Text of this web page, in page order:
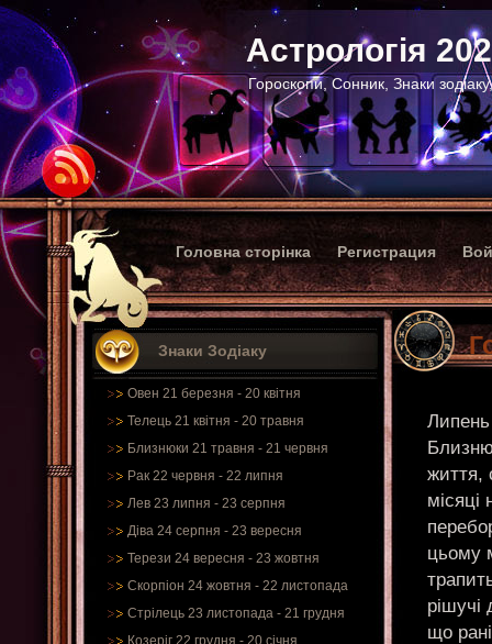
Астрологія
Гороскопи, Сонник, Знаки
Головна сторінка Регистрация
Знаки Зодіаку
Овен 21 березня - 20 квітня
Телець 21 квітня - 20 травня
Близнюки 21 травня - 21 червня
Рак 22 червня - 22 липня
Лев 23 липня - 23 серпня
Діва 24 серпня - 23 вересня
Терези 24 вересня - 23 жовтня
Скорпіон 24 жовтня - 22 листопада
Стрілець 23 листопада - 21 грудня
Козеріг 22 грудня - 20 січня
життя,
місяці
цьому
що